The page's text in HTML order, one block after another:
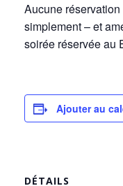
Aucune
simplement – et
soirée réservée au
Ajouter au
DÉTAILS